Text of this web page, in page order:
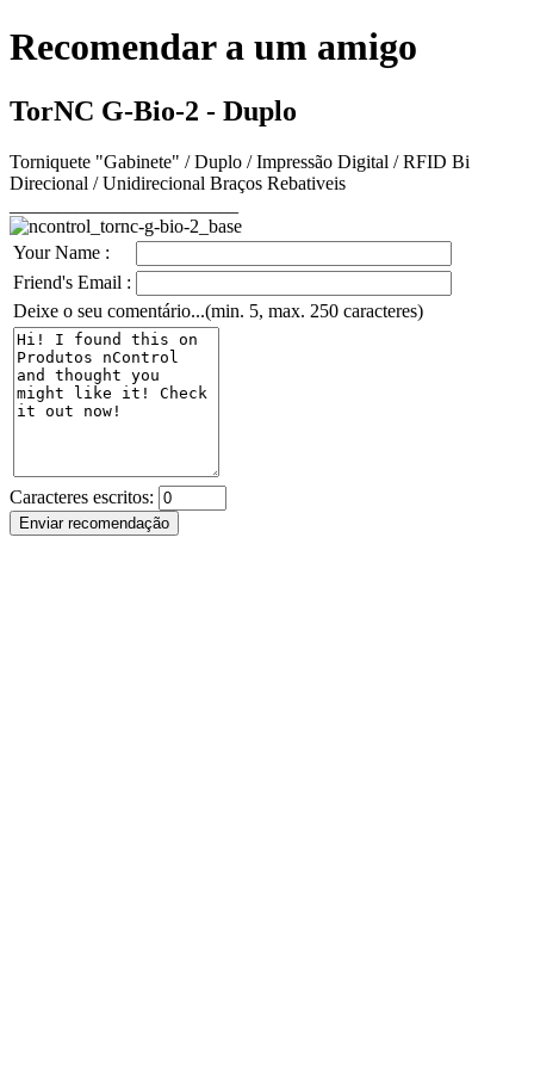
Recomendar a um amigo
TorNC G-Bio-2 - Duplo
Torniquete "Gabinete" / Duplo / Impressão Digital / RFID Bi
Direcional / Unidirecional Braços Rebativeis
Your Name :
Friend's Email :
Deixe o seu comentário...(min. 5, max. 250 caracteres)
Caracteres escritos: